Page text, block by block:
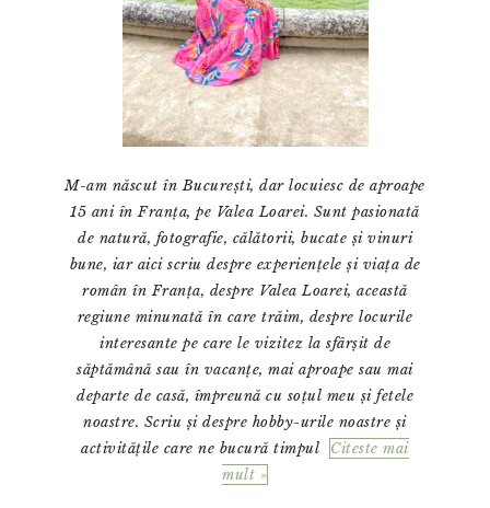
M-am născut în București, dar locuiesc de aproape
15 ani în Franța, pe Valea Loarei. Sunt pasionată
de natură, fotografie, călătorii, bucate și vinuri
bune, iar aici scriu despre experiențele și viața de
român în Franța, despre Valea Loarei, această
regiune minunată în care trăim, despre locurile
interesante pe care le vizitez la sfârșit de
săptămână sau în vacanțe, mai aproape sau mai
departe de casă, împreună cu soțul meu și fetele
noastre. Scriu și despre hobby-urile noastre și
activitățile care ne bucură timpul
Citeste mai
mult »